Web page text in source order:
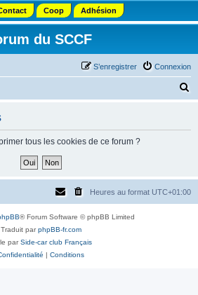
Coop Adhésion
du SCCF
Connexion
S’enregistrer
h
tous les cookies de ce forum ?
Heures au format UTC+01:00
® Forum Software © phpBB Limited
Traduit parphpBB-fr.com
parSide-car club Français
| Conditions